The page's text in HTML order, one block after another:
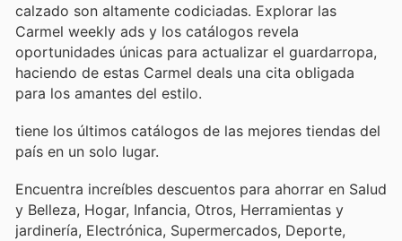
calzado son altamente codiciadas. Explorar las
Carmel weekly ads y los catálogos revela
oportunidades únicas para actualizar el guardarropa,
haciendo de estas Carmel deals una cita obligada
para los amantes del estilo.
tiene los últimos catálogos de las mejores tiendas del
país en un solo lugar.
Encuentra increíbles descuentos para ahorrar en Salud
y Belleza, Hogar, Infancia, Otros, Herramientas y
jardinería, Electrónica, Supermercados, Deporte,